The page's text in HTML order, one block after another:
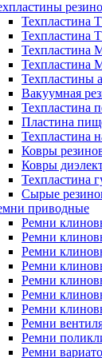
Техпластина
Техпластина
Техпластина
Техпластины
Вакуумная
Техпластина
Пластина
Техпластина
Ковры
Ковры
Техпластина
Сырые
приводные
Ремни
Ремни
Ремни
Ремни
Ремни
Ремни
Ремни
Ремни
Ремни
Ремни